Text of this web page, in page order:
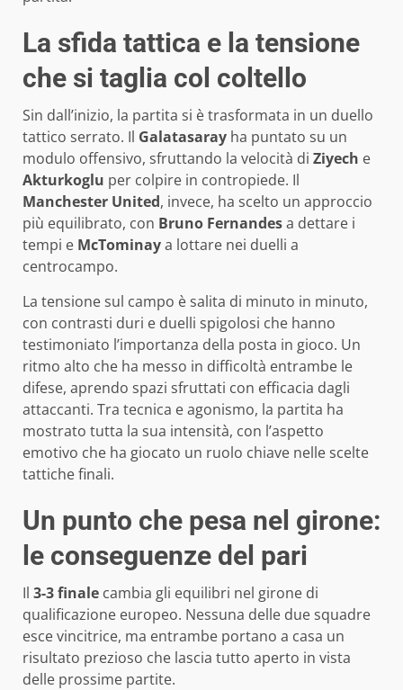
La sfida tattica e la tensione
che si taglia col coltello
Sin dall’inizio, la partita si è trasformata in un duello
tattico serrato. Il Galatasaray ha puntato su un
modulo offensivo, sfruttando la velocità di Ziyech e
Akturkoglu per colpire in contropiede. Il
Manchester United, invece, ha scelto un approccio
più equilibrato, con Bruno Fernandesa dettare i
tempi e McTominaya lottare nei duelli a
centrocampo.
La tensione sul campo è salita di minuto in minuto,
con contrasti duri e duelli spigolosi che hanno
testimoniato l’importanza della posta in gioco. Un
ritmo alto che ha messo in difficoltà entrambe le
difese, aprendo spazi sfruttati con efficacia dagli
attaccanti. Tra tecnica e agonismo, la partita ha
mostrato tutta la sua intensità, con l’aspetto
emotivo che ha giocato un ruolo chiave nelle scelte
tattiche finali.
Un punto che pesa nel girone:
le conseguenze del pari
Il 3-3 finale cambia gli equilibri nel girone di
qualificazione europeo. Nessuna delle due squadre
esce vincitrice, ma entrambe portano a casa un
risultato prezioso che lascia tutto aperto in vista
delle prossime partite.